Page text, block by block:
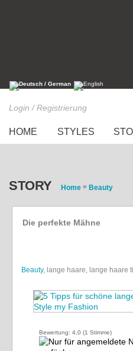
Login / Registrierung
HOME STYLES
STORY Home » Beauty
Die perfekte Mähne
Beauty, lange haare, lange haare
Bewertung: 4,0 (1 Stimme)